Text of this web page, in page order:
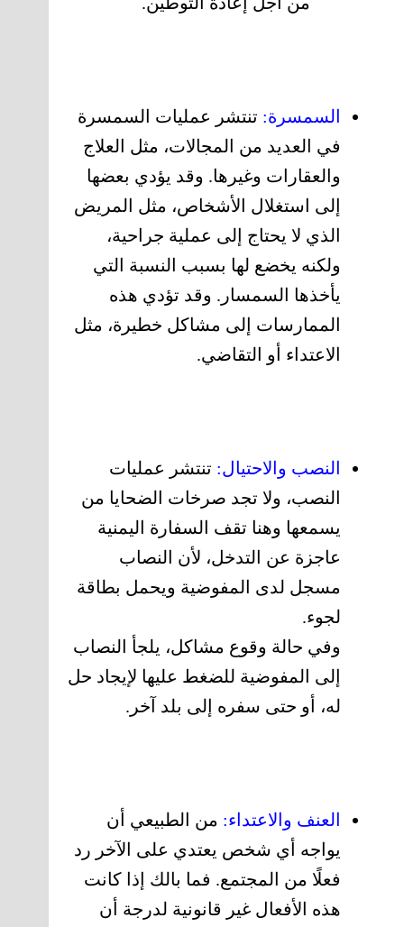
السمسرة: تنتشر عمليات السمسرة
في العديد من المجالات، مثل العلاج
والعقارات وغيرها. وقد يؤدي بعضها
إلى استغلال الأشخاص، مثل المريض
الذي لا يحتاج إلى عملية جراحية،
ولكنه يخضع لها بسبب النسبة التي
يأخذها السمسار. وقد تؤدي هذه
الممارسات إلى مشاكل خطيرة، مثل
الاعتداء أو التقاضي.
النصب والاحتيال: تنتشر عمليات
النصب، ولا تجد صرخات الضحايا من
يسمعها وهنا تقف السفارة اليمنية
عاجزة عن التدخل، لأن النصاب
مسجل لدى المفوضية ويحمل بطاقة
لجوء.
وفي حالة وقوع مشاكل، يلجأ النصاب
إلى المفوضية للضغط عليها لإيجاد حل
له، أو حتى سفره إلى بلد آخر.
العنف والاعتداء: من الطبيعي أن
يواجه أي شخص يعتدي على الآخر رد
فعلًا من المجتمع. فما بالك إذا كانت
هذه الأفعال غير قانونية لدرجة أن